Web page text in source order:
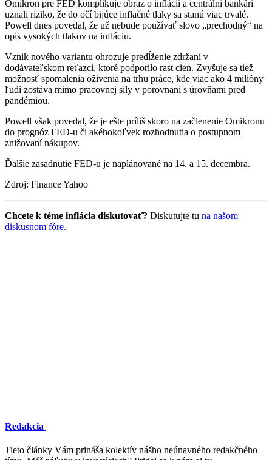
Omikron pre FED komplikuje obraz o inflácii a centrálni bankári
uznali riziko, že do očí bijúce inflačné tlaky sa stanú viac trvalé.
Powell dnes povedal, že už nebude používať slovo „prechodný“ na
opis vysokých tlakov na infláciu.
Vznik nového variantu ohrozuje predĺženie zdržaní v
dodávateľskom reťazci, ktoré podporilo rast cien. Zvyšuje sa tiež
možnosť spomalenia oživenia na trhu práce, kde viac ako 4 milióny
ľudí zostáva mimo pracovnej sily v porovnaní s úrovňami pred
pandémiou.
Powell však povedal, že je ešte príliš skoro na začlenenie Omikronu
do prognóz FED-u či akéhokoľvek rozhodnutia o postupnom
znižovaní nákupov.
Ďalšie zasadnutie FED-u je naplánované na 14. a 15. decembra.
Zdroj: Finance Yahoo
Chcete k téme inflácia diskutovať? Diskutujte tu na našom
diskusnom fóre.
Redakcia
Tieto články Vám prináša kolektív nášho neúnavného redakčného